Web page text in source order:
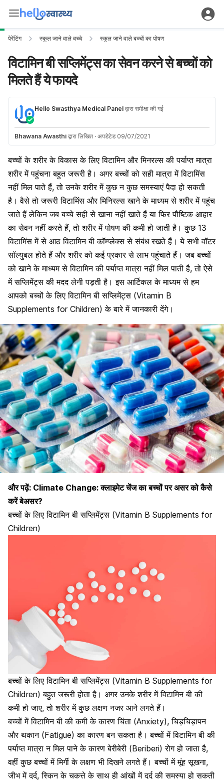
पेरेंटिंग स्कूल जाने वाले बच्चे स्कूल जाने वाले बच्चों का पोषण
विटामिन बी सप्लिमेंट्स का सेवन करने से बच्चों को
मिलते हैं ये फायदे
Hello Swasthya Medical Panel द्वारा समीक्षा की गई
Bhawana Awasthi द्वारा लिखित · अपडेटेड 09/07/2021
बच्चों के शरीर के विकास के लिए विटामिन और मिनरल्स की पर्याप्त मात्रा
शरीर में पहुंचना बहुत जरूरी है। अगर बच्चों को सही मात्रा में विटामिंस
नहीं मिल पाते हैं, तो उनके शरीर में कुछ न कुछ समस्याएं पैदा हो सकती
है। वैसे तो जरूरी विटामिंस और मिनिरल्स खाने के माध्यम से शरीर में पहुंच
जाते हैं लेकिन जब बच्चे सही से खाना नहीं खाते हैं या फिर पौष्टिक आहार
का सेवन नहीं करते हैं, तो शरीर में पोषण की कमी हो जाती है। कुछ 13
विटामिंस में से आठ विटामिन बी कॉम्प्लेक्स से संबंध रखते हैं। ये सभी वॉटर
सॉल्युबल होते हैं और शरीर को कई प्रकार से लाभ पहुंचाते हैं। जब बच्चों
को खाने के माध्यम से विटामिन की पर्याप्त मात्रा नहीं मिल पाती है, तो ऐसे
में सप्लिमेंट्स की मदद लेनी पड़ती है। इस आर्टिकल के माध्यम से हम
आपको बच्चों के लिए विटामिन बी सप्लिमेंट्स (Vitamin B
Supplements for Children) के बारे में जानकारी देंगे।
और पढ़ें: Climate Change: क्लाइमेट चेंज का बच्चों पर असर को कैसे
करें बेअसर?
बच्चों के लिए विटामिन बी सप्लिमेंट्स (Vitamin B Supplements for
Children)
बच्चों के लिए विटामिन बी सप्लिमेंट्स (Vitamin B Supplements for
Children) बहुत जरूरी होता है। अगर उनके शरीर में विटामिन बी की
कमी हो जाए, तो शरीर में कुछ लक्षण नजर आने लगते हैं।
बच्चों में विटामिन बी की कमी के कारण चिंता (Anxiety), चिड़चिड़ापन
और थकान (Fatigue) का कारण बन सकता है। बच्चों में विटामिन बी की
पर्याप्त मात्रा न मिल पाने के कारण बेरीबेरी (Beriberi) रोग हो जाता है,
वहीं कुछ बच्चों में मिर्गी के लक्षण भी दिखने लगते हैं। बच्चों में मूंह सूखना,
जीभ में दर्द, स्किन के चकत्ते के साथ ही आंखों में दर्द की समस्या हो सकती